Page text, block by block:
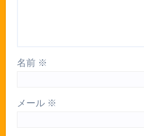
名前 ※
メール ※